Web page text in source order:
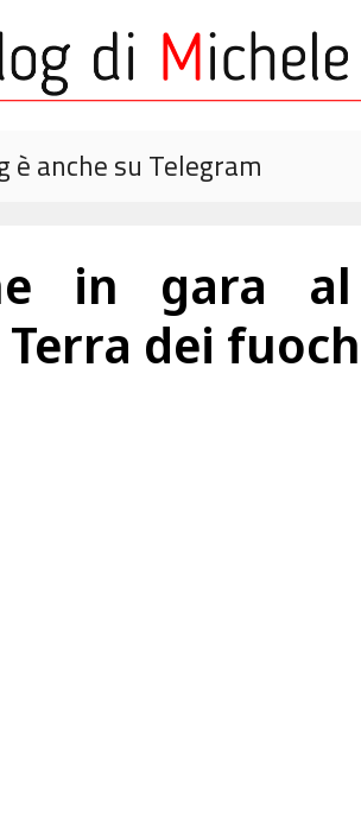
è anche su Telegram
in gara
dei